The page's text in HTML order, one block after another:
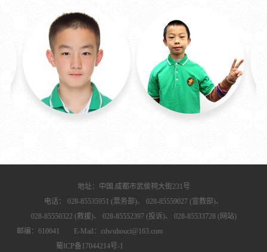
地址：中国.成都市武侯祠大街231号
电话：
028-85535951 (票务部)、
028-85559027 (宣教部)、
028-85550322 (救援)、
028-85552397 (投诉)、
028-85533728 (网站)
邮编：610041 E-Mail：cdwuhouci@163.com
蜀ICP备17044214号-1